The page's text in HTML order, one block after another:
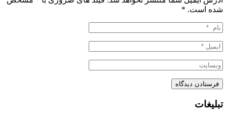
شده است. *
تبلیغات